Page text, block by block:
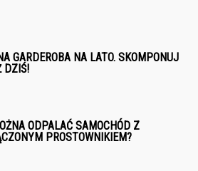
GARDEROBA NA LATO. SKOMPONUJ
DZIŚ!
ODPALAĆ SAMOCHÓD Z
PROSTOWNIKIEM?